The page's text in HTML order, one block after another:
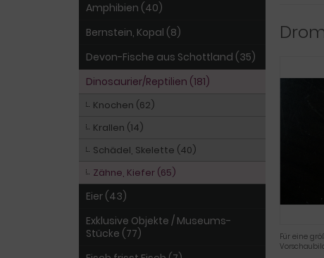
Für eine
Amphibien (40)
Bernstein, Kopal (8)
Devon-Fische aus Schottland (35)
Dinosaurier/Reptilien (181)
Knochen (62)
Krallen (14)
Schädel, Skelette (40)
Zähne, Kiefer (65)
Eier (43)
Exklusive Objekte / Museums-
Stücke (77)